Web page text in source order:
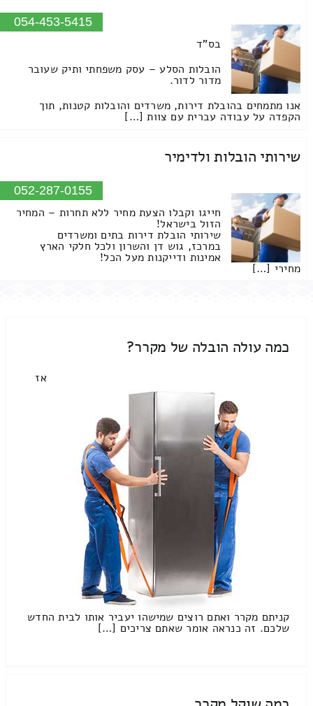
054-453-5415
בס"ד
הובלות הסלע – עסק משפחתי ותיק שעובר
מדור לדור.
אנו מתמחים בהובלת דירות, משרדים והובלות קטנות, תוך
הקפדה על עבודה עברית עם צוות […]
שירותי הובלות ולדימיר
052-287-0155
חייגו וקבלו הצעת מחיר ללא תחרות – המחיר
הזול בישראל!
שירותי הובלת דירות בתים ומשרדים
במרכז, גוש דן והשרון ולכל חלקי הארץ
אמינות ודייקנות מעל הכל!
מחירי […]
כמה עולה הובלה של מקרר?
אז
קניתם מקרר ואתם רוצים שמישהו יעביר אותו לבית החדש
שלכם. זה כנראה אומר שאתם צריכים […]